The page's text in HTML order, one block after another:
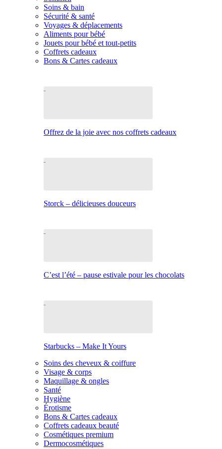
Soins & bain
Sécurité & santé
Voyages & déplacements
Aliments pour bébé
Jouets pour bébé et tout-petits
Coffrets cadeaux
Bons & Cartes cadeaux
Offrez de la joie avec nos coffrets cadeaux
Storck – délicieuses douceurs
C’est l’été – pause estivale pour les chocolats
Starbucks – Make It Yours
Soins des cheveux & coiffure
Visage & corps
Maquillage & ongles
Santé
Hygiène
Érotisme
Bons & Cartes cadeaux
Coffrets cadeaux beauté
Cosmétiques premium
Dermocosmétiques